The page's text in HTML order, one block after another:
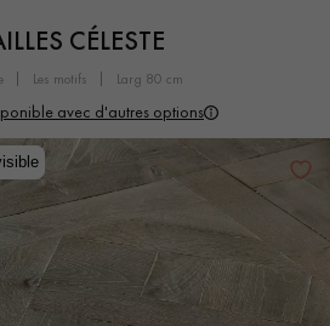
PARQUET CONTRECOLLÉ -
PARQUETS À MOTIFS
PARQUET EN BOIS BRUT
CÉLESTE
les motifs larg 80 cm
avec d'autres options